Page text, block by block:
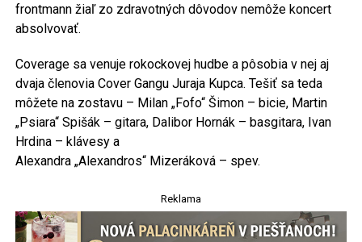
frontmann žiaľ zo zdravotných dôvodov nemôže koncert
absolvovať.
Coverage sa venuje rokockovej hudbe a pôsobia v nej aj
dvaja členovia Cover Gangu Juraja Kupca. Tešiť sa teda
môžete na zostavu – Milan „Fofo“ Šimon – bicie, Martin
„Psiara“ Spišák – gitara, Dalibor Hornák – basgitara, Ivan
Hrdina – klávesy a
Alexandra „Alexandros“ Mizeráková – spev.
Reklama